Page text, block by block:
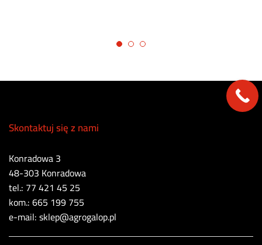
Skontaktuj się z nami
Konradowa 3
48-303 Konradowa
tel.: 77 421 45 25
kom.: 665 199 755
e-mail: sklep@agrogalop.pl